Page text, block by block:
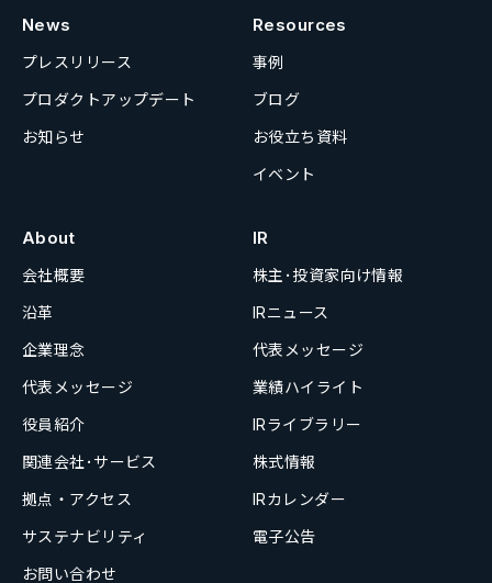
News
プレスリリース
プロダクトアップデート
お知らせ
Resources
事例
ブログ
お役立ち資料
イベント
About
会社概要
沿革
企業理念
代表メッセージ
役員紹介
関連会社･サービス
拠点・アクセス
サステナビリティ
お問い合わせ
IR
株主･投資家向け情報
IRニュース
代表メッセージ
業績ハイライト
IRライブラリー
株式情報
IRカレンダー
電子公告